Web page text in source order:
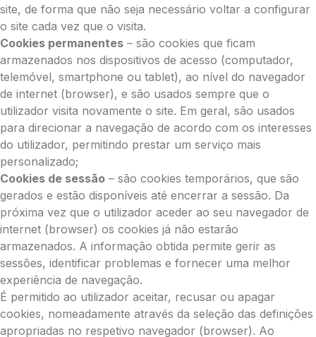
site, de forma que não seja necessário voltar a configurar
o site cada vez que o visita.
Cookies permanentes – são cookies que ficam
armazenados nos dispositivos de acesso (computador,
telemóvel, smartphone ou tablet), ao nível do navegador
de internet (browser), e são usados sempre que o
utilizador visita novamente o site. Em geral, são usados
para direcionar a navegação de acordo com os interesses
do utilizador, permitindo prestar um serviço mais
personalizado;
Cookies de sessão – são cookies temporários, que são
gerados e estão disponíveis até encerrar a sessão. Da
próxima vez que o utilizador aceder ao seu navegador de
internet (browser) os cookies já não estarão
armazenados. A informação obtida permite gerir as
sessões, identificar problemas e fornecer uma melhor
experiência de navegação.
É permitido ao utilizador aceitar, recusar ou apagar
cookies, nomeadamente através da seleção das definições
apropriadas no respetivo navegador (browser). Ao